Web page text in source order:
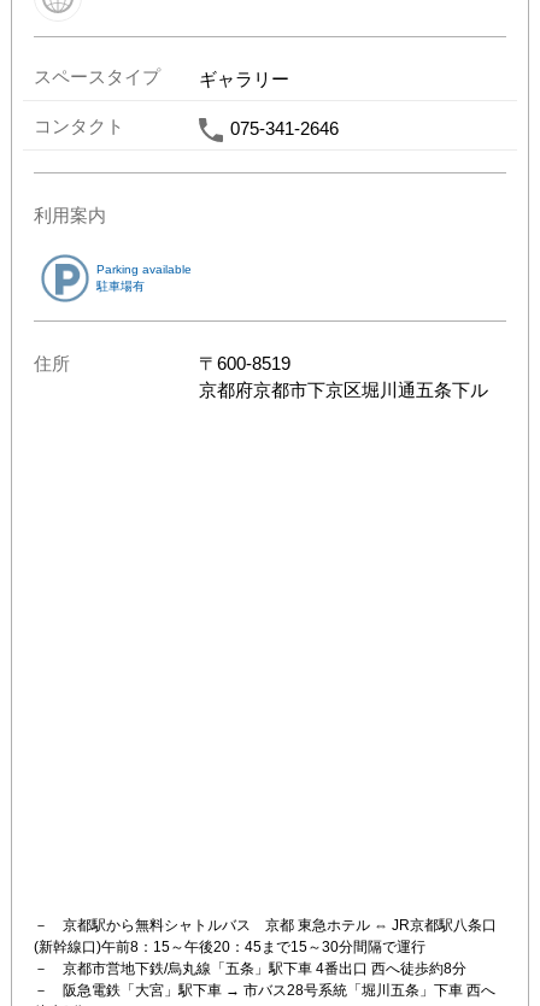
スペースタイプ ギャラリー
コンタクト 075-341-2646
利用案内
Parking available
駐車場有
住所 〒 600-8519
京都府京都市下京区堀川通五条下ル
－　京都駅から無料シャトルバス　京都 東急ホテル ⇔ JR京都駅八条口
(新幹線口)午前8：15～午後20：45まで15～30分間隔で運行
－　京都市営地下鉄/烏丸線「五条」駅下車 4番出口 西へ徒歩約8分
－　阪急電鉄「大宮」駅下車 → 市バス28号系統「堀川五条」下車 西へ